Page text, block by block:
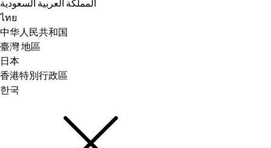
المملكة العربية السعودية
ไทย
中华人民共和国
臺灣 地區
日本
香港特別行政區
한국